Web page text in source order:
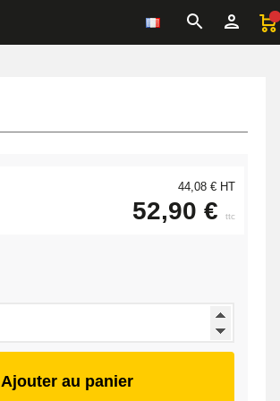
44,08 € HT
52,90 € ttc
Ajouter au panier